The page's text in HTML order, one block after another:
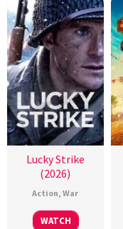
Lucky Strike
(2026)
Action,War
WATCH